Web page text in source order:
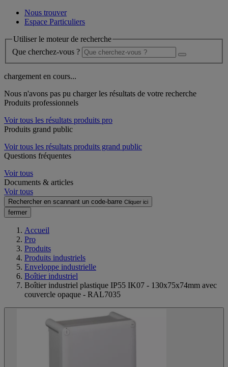
Nous trouver
Espace Particuliers
Utiliser le moteur de recherche
Que cherchez-vous ?
chargement en cours...
Nous n'avons pas pu charger les résultats de votre recherche
Produits professionnels
Voir tous les résultats produits pro
Produits grand public
Voir tous les résultats produits grand public
Questions fréquentes
Voir tous
Documents & articles
Voir tous
Rechercher en scannant un code-barre Cliquer ici
fermer
Accueil
Pro
Produits
Produits industriels
Enveloppe industrielle
Boîtier industriel
Boîtier industriel plastique IP55 IK07 - 130x75x74mm avec
couvercle opaque - RAL7035